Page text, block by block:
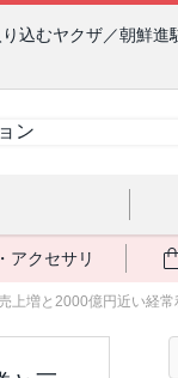
むヤクザ／朝鮮進
アクセサリ
上増と2000億円近い経常